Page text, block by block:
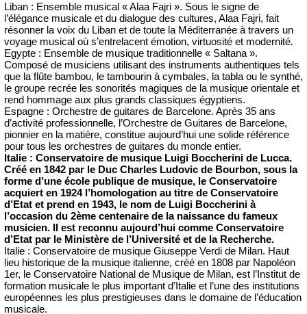
Liban : Ensemble musical « Alaa Fajri ». Sous le signe de
l’élégance musicale et du dialogue des cultures, Alaa Fajri, fait
résonner la voix du Liban et de toute la Méditerranée à travers un
voyage musical où s’entrelacent émotion, virtuosité et modernité.
Egypte : Ensemble de musique traditionnelle « Saltana ».
Composé de musiciens utilisant des instruments authentiques tels
que la flûte bambou, le tambourin à cymbales, la tabla ou le synthé,
le groupe recrée les sonorités magiques de la musique orientale et
rend hommage aux plus grands classiques égyptiens.
Espagne : Orchestre de guitares de Barcelone. Après 35 ans
d’activité professionnelle, l’Orchestre de Guitares de Barcelone,
pionnier en la matière, constitue aujourd’hui une solide référence
pour tous les orchestres de guitares du monde entier.
Italie : Conservatoire de musique Luigi Boccherini de Lucca.
Créé en 1842 par le Duc Charles Ludovic de Bourbon, sous la
forme d’une école publique de musique, le Conservatoire
acquiert en 1924 l’homologation au titre de Conservatoire
d’Etat et prend en 1943, le nom de Luigi Boccherini à
l’occasion du 2ème centenaire de la naissance du fameux
musicien. Il est reconnu aujourd’hui comme Conservatoire
d’Etat par le Ministère de l’Université et de la Recherche.
Italie : Conservatoire de musique Giuseppe Verdi de Milan. Haut
lieu historique de la musique italienne, créé en 1808 par Napoléon
1er, le Conservatoire National de Musique de Milan, est l’Institut de
formation musicale le plus important d’Italie et l’une des institutions
européennes les plus prestigieuses dans le domaine de l’éducation
musicale.